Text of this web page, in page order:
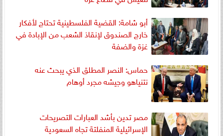
أبو شامة: القضية الفلسطينية تحتاج لأفكار
خارج الصندوق لإنقاذ الشعب من الإبادة في
غزة والضفة
حماس: النصر المطلق الذي يبحث عنه
نتنياهو وجيشه مجرد أوهام
مصر تدين بأشد العبارات التصريحات
الإسرائيلية المنفلتة تجاه السعودية